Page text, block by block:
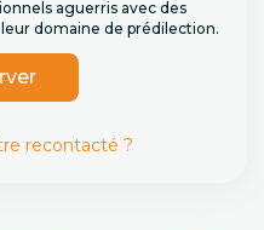
aguerris avec des
domaine de prédilection.
recontacté ?